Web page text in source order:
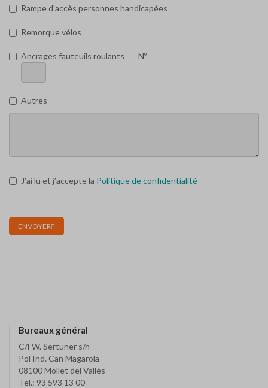
Rampe d'accès personnes handicapées
Remorque vélos
Ancrages fauteuils roulants Nº
Autres
J’ai lu et j’accepte la Politique de confidentialité
ENVOYER
Bureaux général
C/FW. Sertüner s/n
Pol Ind. Can Magarola
08100 Mollet del Vallès
Tel.: 93 593 13 00